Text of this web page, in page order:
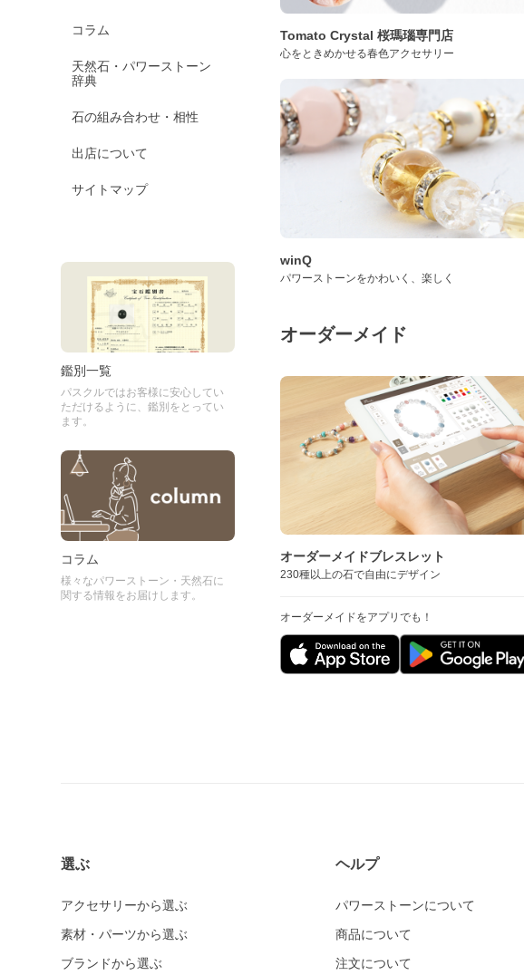
コラム
天然石・パワーストーン
辞典
石の組み合わせ・相性
出店について
サイトマップ
鑑別一覧
パスクルではお客様に安心してい
ただけるように、鑑別をとってい
ます。
コラム
様々なパワーストーン・天然石に
関する情報をお届けします。
Tomato Crystal 桜瑪瑙専門店
心をときめかせる春色アクセサリー
winQ
パワーストーンをかわいく、楽しく
オーダーメイド
オーダーメイドブレスレット
230種以上の石で自由にデザイン
オーダーメイドをアプリでも！
選ぶ
アクセサリーから選ぶ
素材・パーツから選ぶ
ブランドから選ぶ
ヘルプ
パワーストーンについて
商品について
注文について